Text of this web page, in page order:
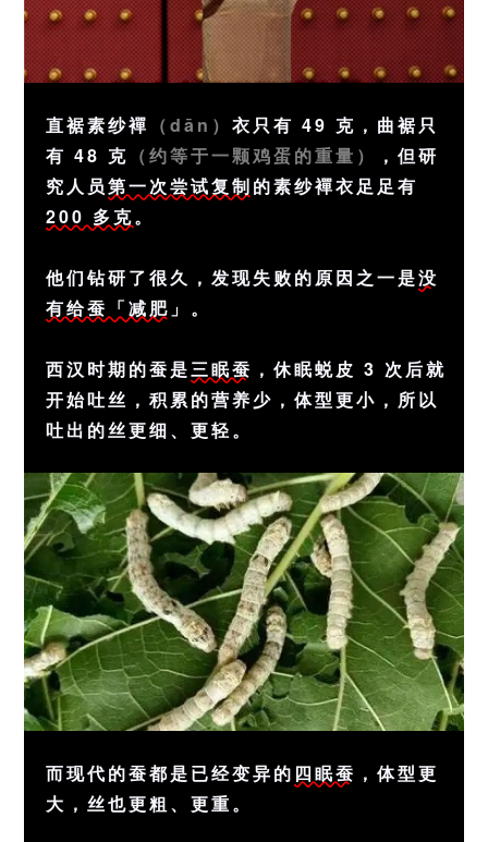
直裾素纱襌 （dān）衣只有 49 克，曲裾只
有 48 克 （约等于一颗鸡蛋的重量）
，但研
究人员第一次尝试复制的素纱襌衣足足有
200 多克。
他们钻研了很久，发现失败的原因之一是没
有给蚕「减肥 」。
西汉时期的蚕是三眠蚕 ，休眠蜕皮 3 次后就
开始吐丝，积累的营养少，体型更小，所以
吐出的丝更细、更轻。
而现代的蚕都是已经变异的 四眠蚕 ，体型更
大，丝也更粗、更重。